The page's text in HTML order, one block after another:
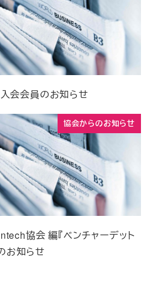
会会員のお知らせ
協会からのお知らせ
協会 編『ベンチャーデット
お知らせ